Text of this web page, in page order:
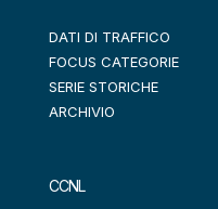
DATI DI TRAFFICO
FOCUS CATEGORIE
SERIE STORICHE
ARCHIVIO
CCNL